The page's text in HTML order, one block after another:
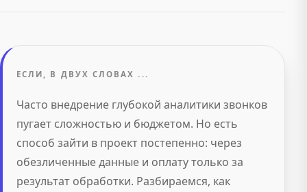
ЕСЛИ, В ДВУХ СЛОВАХ ...
Часто внедрение глубокой аналитики звонков
пугает сложностью и бюджетом. Но есть
способ зайти в проект постепенно: через
обезличенные данные и оплату только за
результат обработки. Разбираемся, как